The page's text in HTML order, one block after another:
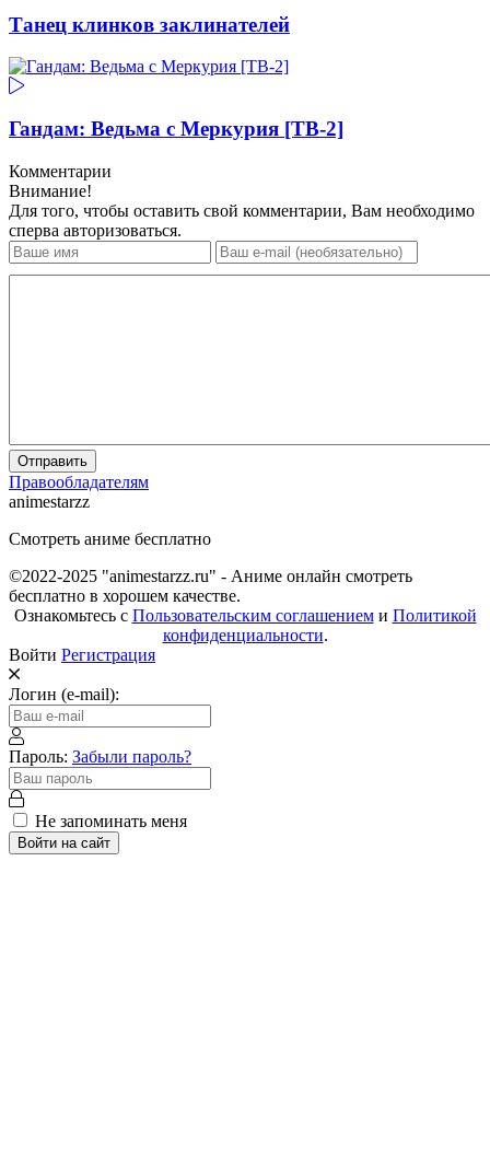
Танец клинков заклинателей
Гандам: Ведьма с Меркурия [ТВ-2]
Комментарии
Внимание!
Для того, чтобы оставить свой комментарии, Вам необходимо
сперва авторизоваться.
Отправить
Правообладателям
animestarzz
Смотреть аниме бесплатно
©2022-2025 "animestarzz.ru" - Аниме онлайн смотреть
бесплатно в хорошем качестве.
Ознакомьтесь с Пользовательским соглашениеми Политикой
конфиденциальности.
Войти Регистрация
Логин (e-mail):
Пароль: Забыли пароль?
Не запоминать меня
Войти на сайт